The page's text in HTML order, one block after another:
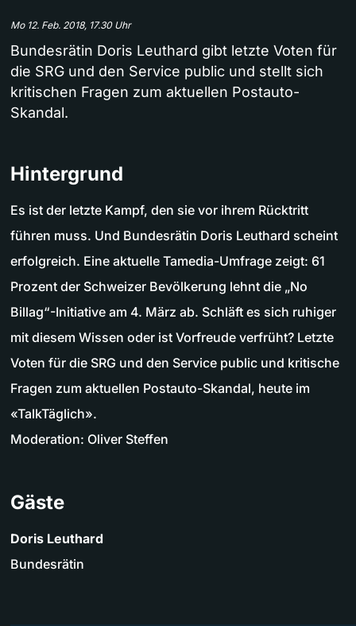
Mo 12. Feb. 2018, 17.30 Uhr
Bundesrätin Doris Leuthard gibt letzte Voten für
die SRG und den Service public und stellt sich
kritischen Fragen zum aktuellen Postauto-
Skandal.
Hintergrund
Es ist der letzte Kampf, den sie vor ihrem Rücktritt
führen muss. Und Bundesrätin Doris Leuthard scheint
erfolgreich. Eine aktuelle Tamedia-Umfrage zeigt: 61
Prozent der Schweizer Bevölkerung lehnt die „No
Billag“-Initiative am 4. März ab. Schläft es sich ruhiger
mit diesem Wissen oder ist Vorfreude verfrüht? Letzte
Voten für die SRG und den Service public und kritische
Fragen zum aktuellen Postauto-Skandal, heute im
«TalkTäglich».
Moderation: Oliver Steffen
Gäste
Doris Leuthard
Bundesrätin